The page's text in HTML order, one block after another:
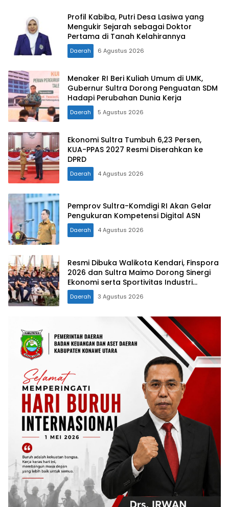
Profil Kabiba, Putri Desa Lasiwa yang
Mengukir Sejarah sebagai Doktor
Pertama di Tanah Kelahirannya
Daerah 6 Agustus 2026
Menaker RI Beri Kuliah Umum di UMK,
Gubernur Sultra Dorong Penguatan SDM
Hadapi Perubahan Dunia Kerja
Daerah 5 Agustus 2026
Ekonomi Sultra Tumbuh 6,23 Persen,
KUA-PPAS 2027 Resmi Diserahkan ke
DPRD
Daerah 4 Agustus 2026
Pemprov Sultra-Komdigi RI Akan Gelar
Pengukuran Kompetensi Digital ASN
Daerah 4 Agustus 2026
Resmi Dibuka Walikota Kendari, Finspora
2026 dan Sultra Maimo Dorong Sinergi
Ekonomi serta Sportivitas Industri
Keuangan
Daerah 3 Agustus 2026